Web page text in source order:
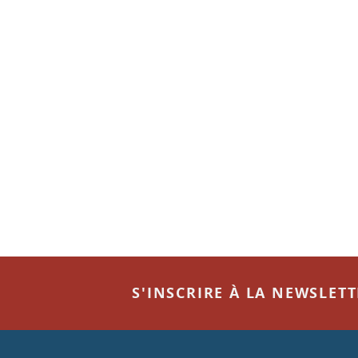
S'INSCRIRE À LA